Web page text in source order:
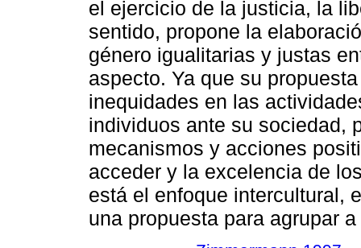
el ejercicio de la justicia, la
sentido, propone la
género igualitarias y justas
aspecto. Ya que su
inequidades en las
individuos ante su sociedad,
mecanismos y acciones
acceder y la excelencia de
está el enfoque intercultural,
una propuesta para agrupar